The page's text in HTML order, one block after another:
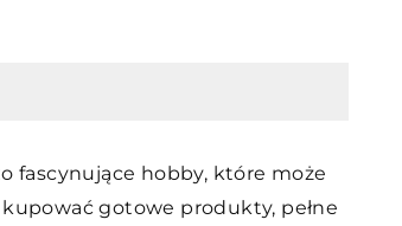
fascynujące hobby, które może
gotowe produkty, pełne